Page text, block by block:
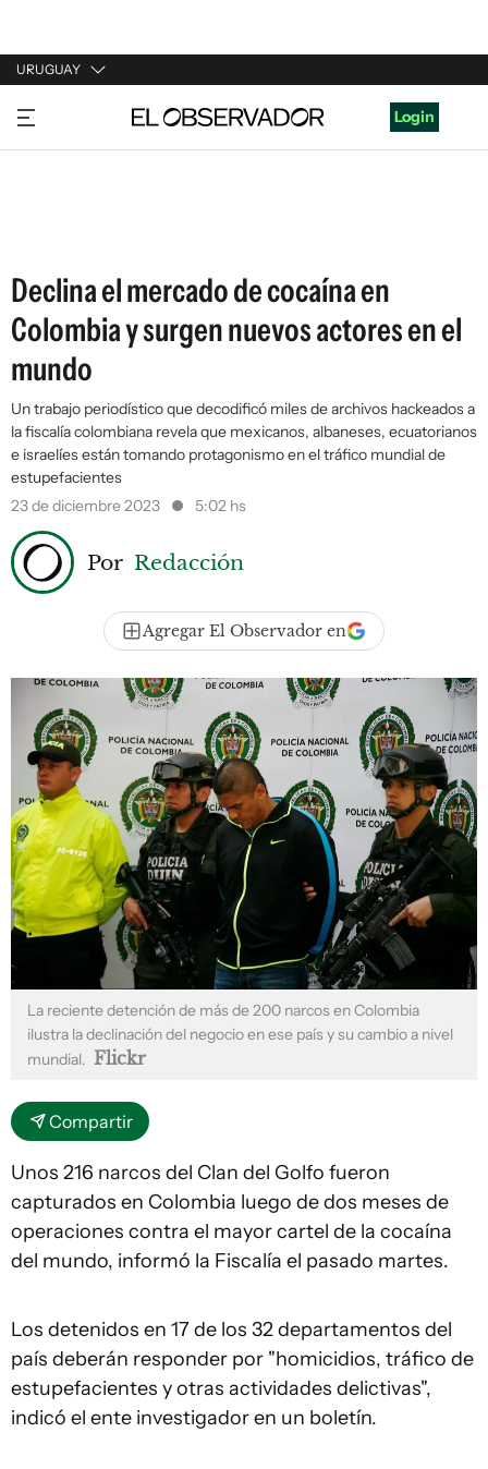
URUGUAY
URUGUAY
ARGENTINA
Login
Declina el mercado de cocaína en
Colombia y surgen nuevos actores en el
mundo
Un trabajo periodístico que decodificó miles de archivos hackeados a
la fiscalía colombiana revela que mexicanos, albaneses, ecuatorianos
e israelíes están tomando protagonismo en el tráfico mundial de
estupefacientes
23 de diciembre 2023
5:02 hs
Por Redacción
Agregar El Observador en
La reciente detención de más de 200 narcos en Colombia
ilustra la declinación del negocio en ese país y su cambio a nivel
mundial. Flickr
Compartir
Unos 216 narcos del Clan del Golfo fueron
capturados en Colombia luego de dos meses de
operaciones contra el mayor cartel de la cocaína
del mundo, informó la Fiscalía el pasado martes.
Los detenidos en 17 de los 32 departamentos del
país deberán responder por "homicidios, tráfico de
estupefacientes y otras actividades delictivas",
indicó el ente investigador en un boletín.